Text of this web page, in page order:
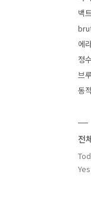
백
에
정
브
동
전